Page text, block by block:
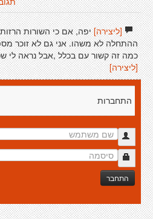
[ליצירה]יפה, אם כי השורות
ההתחלה לא משהו. אני גם לא זוכר
כמה זה קשור עם בכלל ,אבל נראה לי
[ליצירה]
התחברות
התחבר